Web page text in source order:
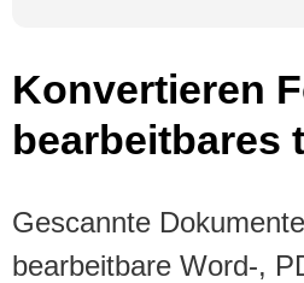
Konvertieren
bearbeitbares
Gescannte
bearbeitbare Word-,